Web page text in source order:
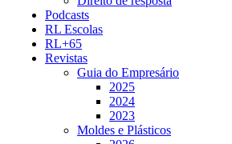
Podcasts
RL Escolas
RL+65
Revistas
Guia do Empresário
2025
2024
2023
Moldes e Plásticos